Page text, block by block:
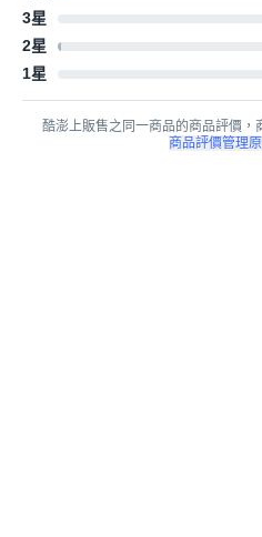
3星
2星
1星
酷澎上販售之同一商品的商品評價，
商品評價管理原